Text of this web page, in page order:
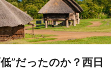
”だったのか？西日